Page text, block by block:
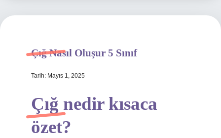
Hakkımızda
Çığ Nasıl Oluşur 5 Sınıf
Tarih: Mayıs 1, 2025
Çığ nedir kısaca
özet?